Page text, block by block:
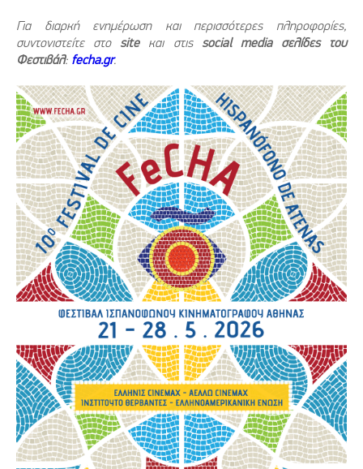
Για διαρκή ενημέρωση και περισσότερες πληροφορίες,
συντονιστείτε στο siteκαι στις social media σελίδες του
Φεστιβάλ: fecha.gr.